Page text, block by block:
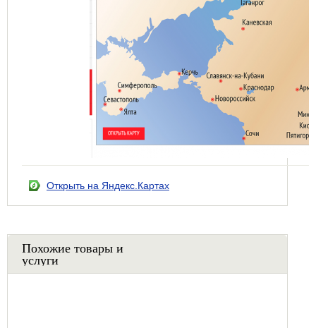
Открыть на Яндекс.Картах
Похожие товары и
услуги